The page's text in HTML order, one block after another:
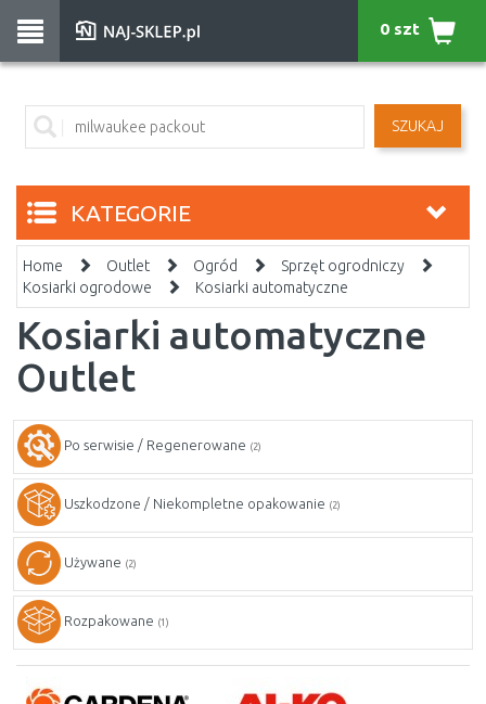
SZUKAJ
0 szt
KATEGORIE
Home Outlet Ogród
Sprzęt ogrodniczy
Kosiarki ogrodowe
Kosiarki automatyczne
Kosiarki automatyczne
Outlet
Po serwisie / Regenerowane (2)
Uszkodzone / Niekompletne opakowanie (2)
Używane (2)
Rozpakowane (1)